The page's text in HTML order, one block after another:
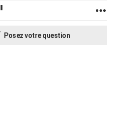
Posez votre question